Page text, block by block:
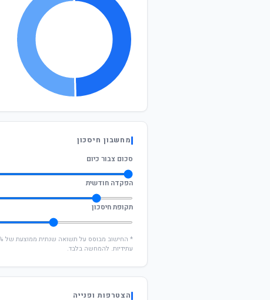
מחשבון חיסכון
סכום צבור כיום
הפקדה חודשית
תקופת חיסכון
עתידיות. להמחשה בלבד.
הצטרפות ופנייה